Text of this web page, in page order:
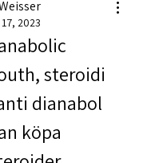
2023
steroidi
dianabol
köpa